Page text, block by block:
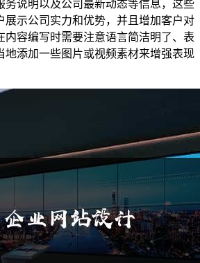
务说明以及公司最新动态等信息，这些
展示公司实力和优势，并且增加客户对
内容编写时需要注意语言简洁明了、表
地添加一些图片或视频素材来增强表现